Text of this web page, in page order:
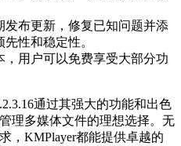
发布更新，修复已知问题并添
性和稳定性。
，用户可以免费享受大部分功
通过其强大的功能和出色
理多媒体文件的理想选择。无
，KMPlayer都能提供卓越的